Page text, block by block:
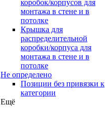
коробок/корпусов для
монтажа в стене и в
потолке
Крышка для
распределительной
коробки/корпуса для
монтажа в стене и в
потолке
Не определено
Позиции без привязки к
категории
Ещё